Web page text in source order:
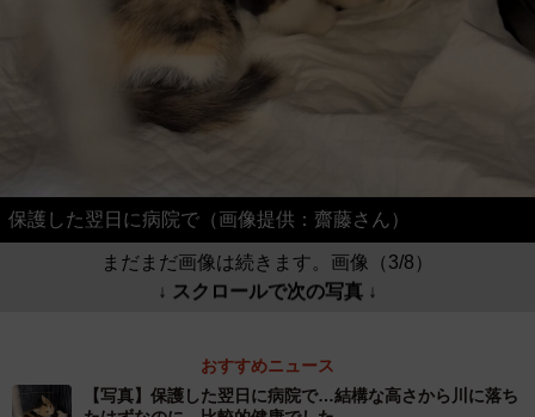
保護した翌日に病院で（画像提供：齋藤さん）
まだまだ画像は続きます。画像（3/8）
↓ スクロールで次の写真 ↓
おすすめニュース
【写真】保護した翌日に病院で…結構な高さから川に落ち